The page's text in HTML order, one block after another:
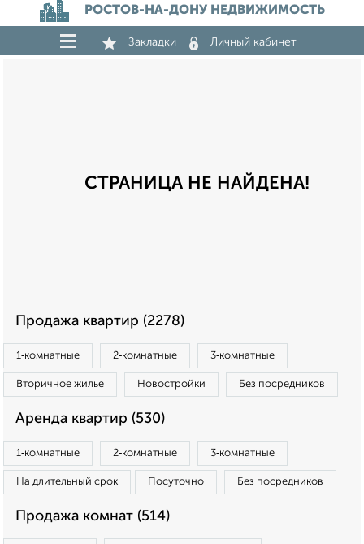
РОСТОВ-НА-ДОНУ НЕДВИЖИМОСТЬ
Закладки Личный кабинет
СТРАНИЦА НЕ НАЙДЕНА!
Продажа квартир (2278)
1‑комнатные 2‑комнатные 3‑комнатные
Вторичное жилье Новостройки Без посредников
Аренда квартир (530)
1‑комнатные 2‑комнатные 3‑комнатные
На длительный срок Посуточно Без посредников
Продажа комнат (514)